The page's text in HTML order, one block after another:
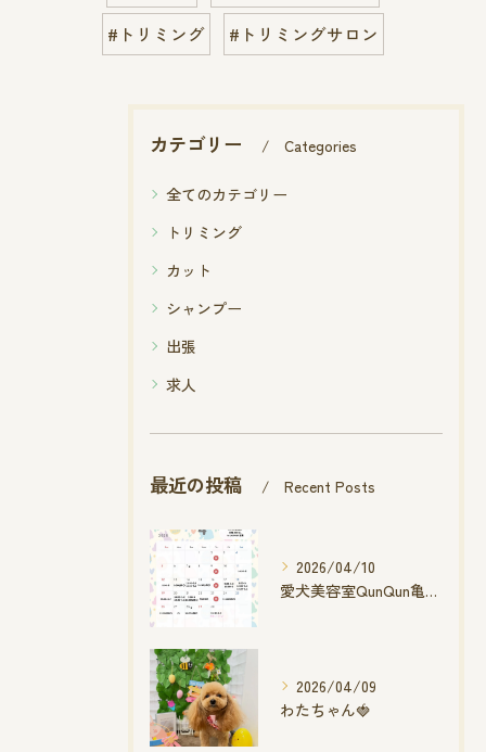
#トリミング
#トリミングサロン
カテゴリー Categories
全てのカテゴリー
トリミング
カット
シャンプー
出張
求人
最近の投稿 Recent Posts
2026/04/10
愛犬美容室QunQun亀山エコー店
2026/04/09
わたちゃん🍓